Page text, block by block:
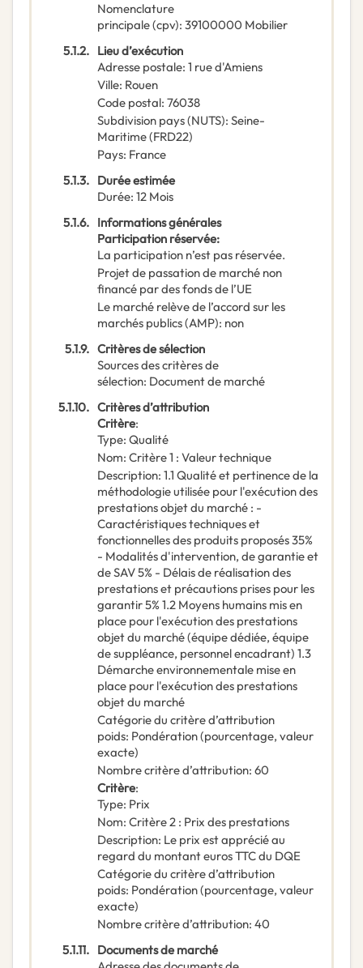
Nomenclature
principale(cpv): 39100000 Mobilier
5.1.2. Lieu d’exécution
Adresse postale: 1 rue d'Amiens
Ville: Rouen
Code postal: 76038
Subdivision pays (NUTS): Seine-
Maritime(FRD22)
Pays: France
5.1.3. Durée estimée
Durée: 12 Mois
5.1.6. Informations générales
Participation réservée:
La participation n’est pas réservée.
Projet de passation de marché non
financé par des fonds de l’UE
Le marché relève de l’accord sur les
marchés publics (AMP): non
5.1.9. Critères de sélection
Sources des critères de
sélection: Document de marché
5.1.10. Critères d’attribution
Critère:
Type: Qualité
Nom: Critère 1 : Valeur technique
Description: 1.1 Qualité et pertinence de la
méthodologie utilisée pour l'exécution des
prestations objet du marché : -
Caractéristiques techniques et
fonctionnelles des produits proposés 35%
- Modalités d'intervention, de garantie et
de SAV 5% - Délais de réalisation des
prestations et précautions prises pour les
garantir 5% 1.2 Moyens humains mis en
place pour l'exécution des prestations
objet du marché (équipe dédiée, équipe
de suppléance, personnel encadrant) 1.3
Démarche environnementale mise en
place pour l'exécution des prestations
objet du marché
Catégorie du critère d’attribution
poids: Pondération (pourcentage, valeur
exacte)
Nombre critère d’attribution: 60
Critère:
Type: Prix
Nom: Critère 2 : Prix des prestations
Description: Le prix est apprécié au
regard du montant euros TTC du DQE
Catégorie du critère d’attribution
poids: Pondération (pourcentage, valeur
exacte)
Nombre critère d’attribution: 40
5.1.11. Documents de marché